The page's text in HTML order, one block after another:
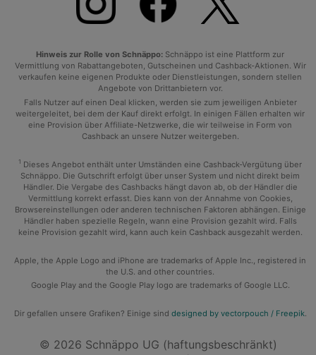
Hinweis zur Rolle von Schnäppo: Schnäppo ist eine Plattform zur
Vermittlung von Rabattangeboten, Gutscheinen und Cashback-Aktionen. Wir
verkaufen keine eigenen Produkte oder Dienstleistungen, sondern stellen
Angebote von Drittanbietern vor.
Falls Nutzer auf einen Deal klicken, werden sie zum jeweiligen Anbieter
weitergeleitet, bei dem der Kauf direkt erfolgt. In einigen Fällen erhalten wir
eine Provision über Affiliate-Netzwerke, die wir teilweise in Form von
Cashback an unsere Nutzer weitergeben.
1 Dieses Angebot enthält unter Umständen eine Cashback-Vergütung über
Schnäppo. Die Gutschrift erfolgt über unser System und nicht direkt beim
Händler. Die Vergabe des Cashbacks hängt davon ab, ob der Händler die
Vermittlung korrekt erfasst. Dies kann von der Annahme von Cookies,
Browsereinstellungen oder anderen technischen Faktoren abhängen. Einige
Händler haben spezielle Regeln, wann eine Provision gezahlt wird. Falls
keine Provision gezahlt wird, kann auch kein Cashback ausgezahlt werden.
Apple, the Apple Logo and iPhone are trademarks of Apple Inc., registered in
the U.S. and other countries.
Google Play and the Google Play logo are trademarks of Google LLC.
Dir gefallen unsere Grafiken? Einige sind designed by vectorpouch / Freepik.
© 2026 Schnäppo UG (haftungsbeschränkt)